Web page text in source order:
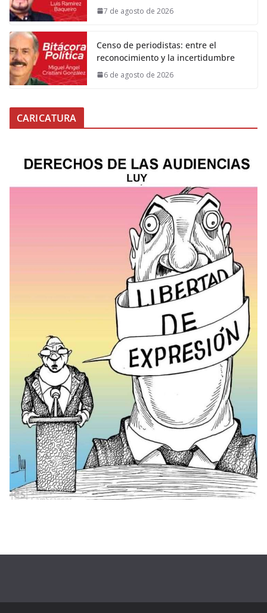
7 de agosto de 2026
Censo de periodistas: entre el
reconocimiento y la incertidumbre
6 de agosto de 2026
CARICATURA